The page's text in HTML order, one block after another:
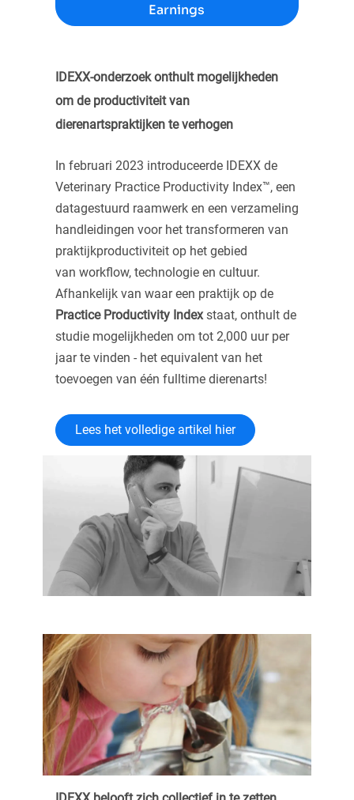
Earnings
IDEXX-onderzoek onthult mogelijkheden
om de productiviteit van
dierenartspraktijken te verhogen
In februari 2023 introduceerde IDEXX de
Veterinary Practice Productivity Index™, een
datagestuurd raamwerk en een verzameling
handleidingen voor het transformeren van
praktijkproductiviteit op het gebied
van workflow, technologie en cultuur.
Afhankelijk van waar een praktijk op de
Practice Productivity Indexstaat, onthult de
studie mogelijkheden om tot 2,000 uur per
jaar te vinden - het equivalent van het
toevoegen van één fulltime dierenarts!
Lees het volledige artikel hier